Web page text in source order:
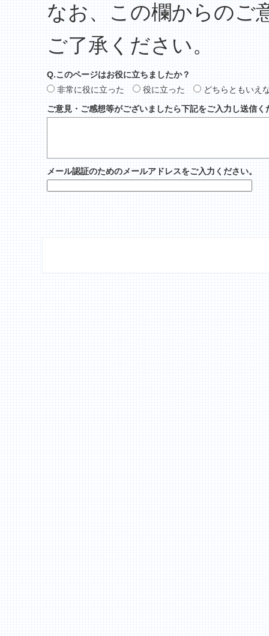
なお、この欄からのご
ご了承ください。
Q.このページはお役に立ちましたか？
非常に役に立った
役に立った
どちらともいえ
ご意見・ご感想等がございましたら下記をご入力し送信く
メール認証のためのメールアドレスをご入力ください。